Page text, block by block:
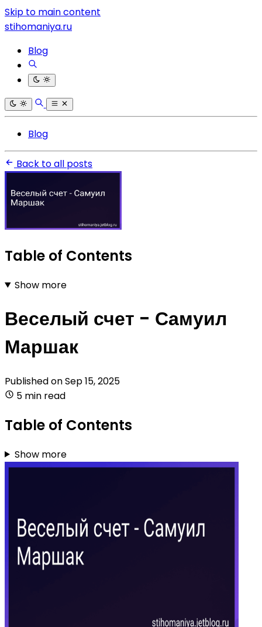
Skip to main content
stihomaniya.ru
Blog
Blog
Back to all posts
Table of Contents
Show more
Веселый счет - Самуил
Маршак
Published onSep 15, 2025
5 min read
Table of Contents
Show more